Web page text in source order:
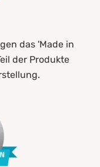
das 'Made in
der Produkte